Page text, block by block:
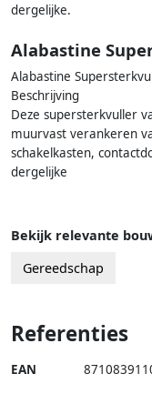
dergelijke.
Alabastine
Alabastine
Beschrijving
Deze supersterkvuller
muurvast verankeren
schakelkasten,
dergelijke
Bekijk relevante
Gereedschap
Referenties
EAN